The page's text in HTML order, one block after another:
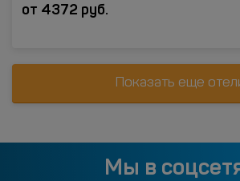
от 4372 руб.
Показать еще
Мы в